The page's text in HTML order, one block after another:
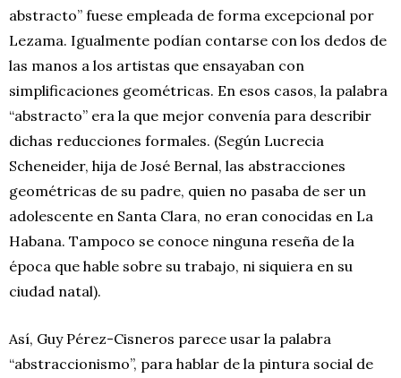
abstracto” fuese empleada de forma excepcional por
Lezama. Igualmente podían contarse con los dedos de
las manos a los artistas que ensayaban con
simplificaciones geométricas. En esos casos, la palabra
“abstracto” era la que mejor convenía para describir
dichas reducciones formales. (Según Lucrecia
Scheneider, hija de José Bernal, las abstracciones
geométricas de su padre, quien no pasaba de ser un
adolescente en Santa Clara, no eran conocidas en La
Habana. Tampoco se conoce ninguna reseña de la
época que hable sobre su trabajo, ni siquiera en su
ciudad natal).
Así, Guy Pérez-Cisneros parece usar la palabra
“abstraccionismo”, para hablar de la pintura social de